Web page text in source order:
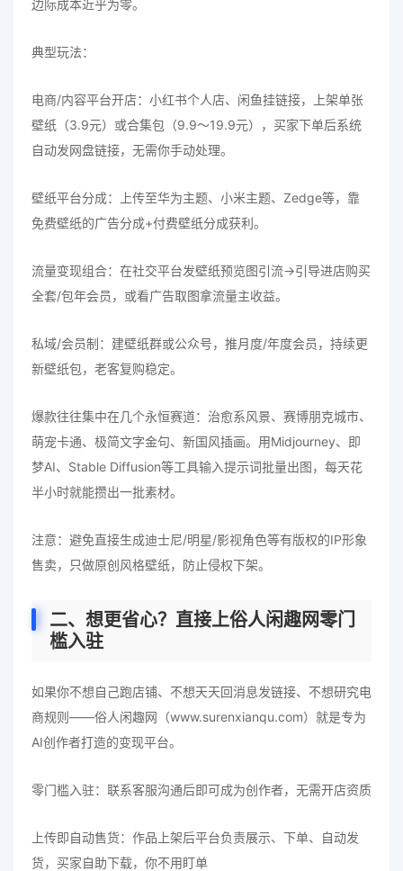
边际成本近乎为零。
典型玩法：
电商/内容平台开店：小红书个人店、闲鱼挂链接，上架单张
壁纸（3.9元）或合集包（9.9～19.9元），买家下单后系统
自动发网盘链接，无需你手动处理。
壁纸平台分成：上传至华为主题、小米主题、Zedge等，靠
免费壁纸的广告分成+付费壁纸分成获利。
流量变现组合：在社交平台发壁纸预览图引流→引导进店购买
全套/包年会员，或看广告取图拿流量主收益。
私域/会员制：建壁纸群或公众号，推月度/年度会员，持续更
新壁纸包，老客复购稳定。
爆款往往集中在几个永恒赛道：治愈系风景、赛博朋克城市、
萌宠卡通、极简文字金句、新国风插画。用Midjourney、即
梦AI、Stable Diffusion等工具输入提示词批量出图，每天花
半小时就能攒出一批素材。
注意：避免直接生成迪士尼/明星/影视角色等有版权的IP形象
售卖，只做原创风格壁纸，防止侵权下架。
二、想更省心？直接上俗人闲趣网零门
槛入驻
如果你不想自己跑店铺、不想天天回消息发链接、不想研究电
商规则——俗人闲趣网（www.surenxianqu.com）就是专为
AI创作者打造的变现平台。
零门槛入驻：联系客服沟通后即可成为创作者，无需开店资质
上传即自动售货：作品上架后平台负责展示、下单、自动发
货，买家自助下载，你不用盯单